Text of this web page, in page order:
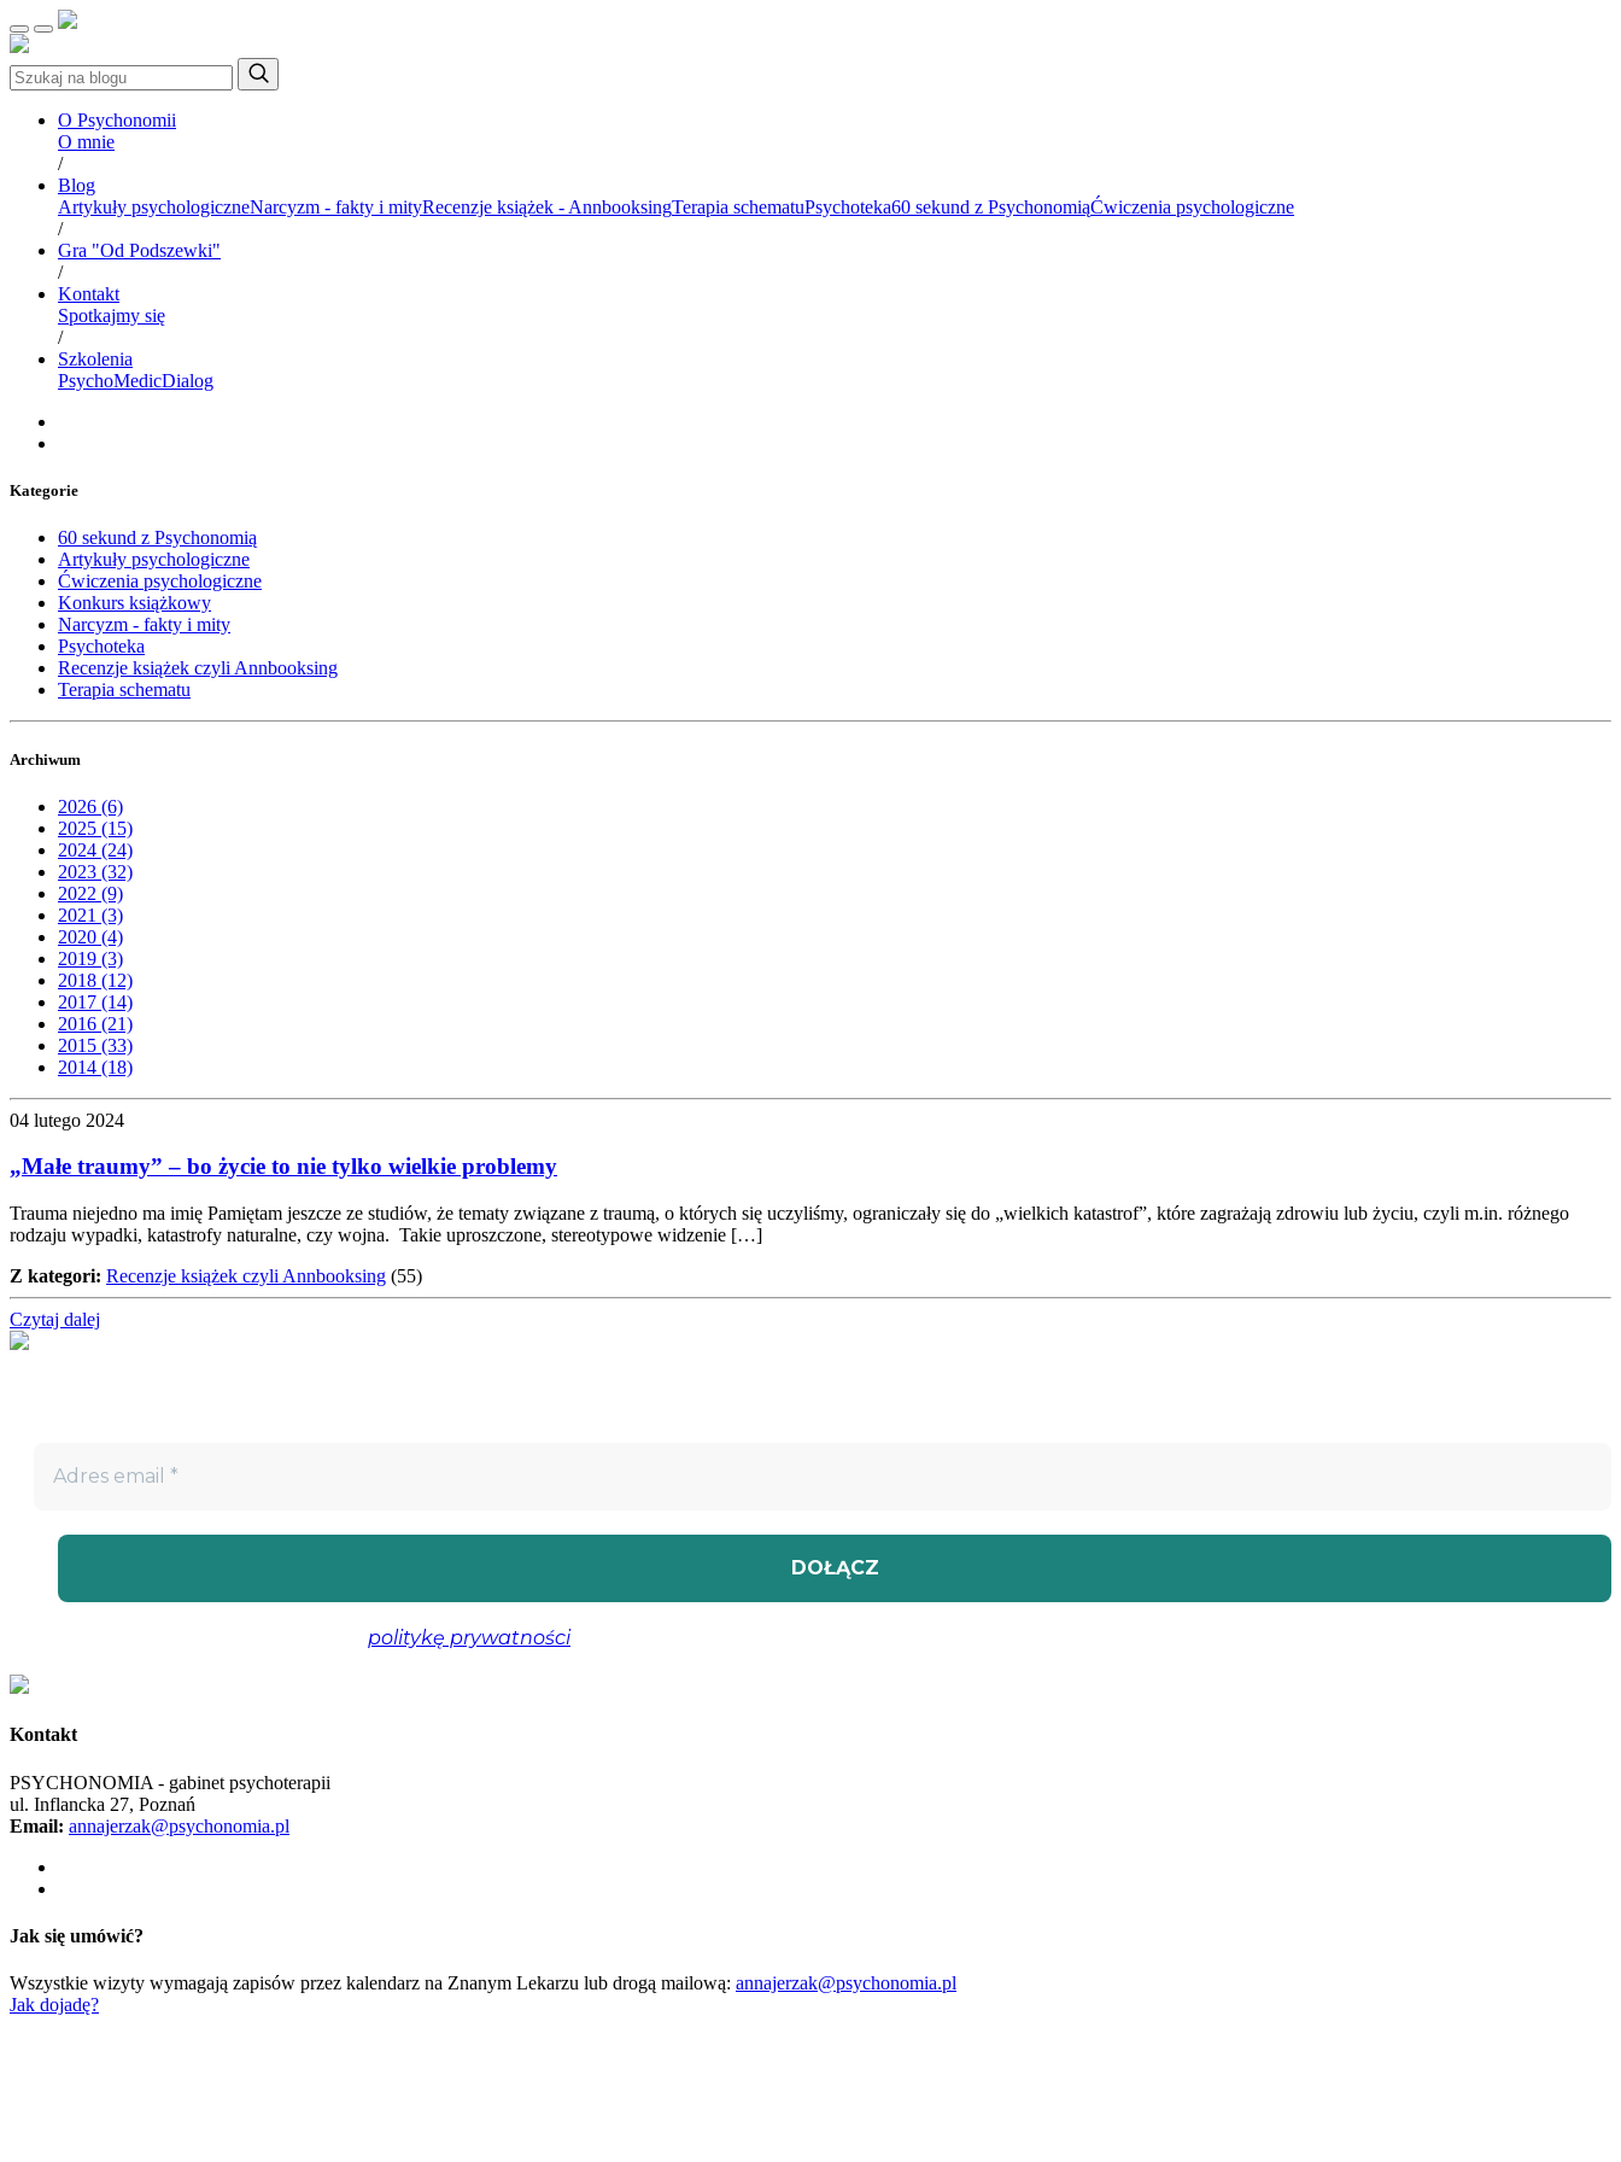
O Psychonomii
O mnie
/
Blog
Artykuły psychologiczneNarcyzm - fakty i mityRecenzje książek - AnnbooksingTerapia schematuPsychoteka60 sekund z PsychonomiąĆwiczenia psychologiczne
/
Gra "Od Podszewki"
/
Kontakt
Spotkajmy się
/
Szkolenia
PsychoMedicDialog
Kategorie
60 sekund z Psychonomią
Artykuły psychologiczne
Ćwiczenia psychologiczne
Konkurs książkowy
Narcyzm - fakty i mity
Psychoteka
Recenzje książek czyli Annbooksing
Terapia schematu
Archiwum
2026 (6)
2025 (15)
2024 (24)
2023 (32)
2022 (9)
2021 (3)
2020 (4)
2019 (3)
2018 (12)
2017 (14)
2016 (21)
2015 (33)
2014 (18)
04 lutego 2024
„Małe traumy” – bo życie to nie tylko wielkie problemy
Trauma niejedno ma imię Pamiętam jeszcze ze studiów, że tematy związane z traumą, o których się uczyliśmy, ograniczały się do „wielkich katastrof”, które zagrażają zdrowiu lub życiu, czyli m.in. różnego
rodzaju wypadki, katastrofy naturalne, czy wojna. Takie uproszczone, stereotypowe widzenie […]
Z kategori: Recenzje książek czyli Annbooksing (55)
Czytaj dalej
politykę prywatności, aby uzyskać więcej informacji.
Kontakt
PSYCHONOMIA - gabinet psychoterapii
ul. Inflancka 27, Poznań
Email: annajerzak@psychonomia.pl
Jak się umówić?
Wszystkie wizyty wymagają zapisów przez kalendarz na Znanym Lekarzu lub drogą mailową: annajerzak@psychonomia.pl
Jak dojadę?